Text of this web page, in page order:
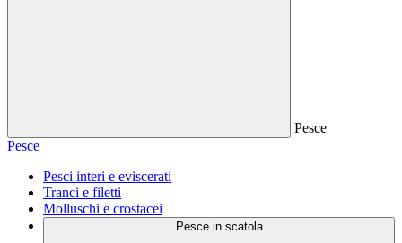
Pesce
Pesce
Pesci interi e eviscerati
Tranci e filetti
Molluschi e crostacei
Pesce in scatola